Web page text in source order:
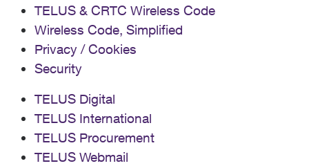
TELUS & CRTC Wireless Code
Wireless Code, Simplified
Privacy / Cookies
Security
TELUS Digital
TELUS International
TELUS Procurement
TELUS Webmail